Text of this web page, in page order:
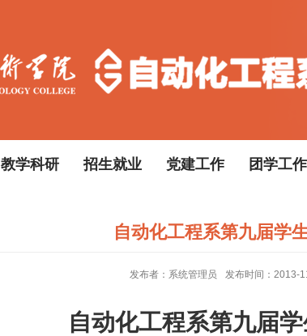
教学科研 招生就业 党建工作 团学工作
自动化工程系第九届学
发布者：系统管理员 发布时间：2013-
自动化工程系第九届